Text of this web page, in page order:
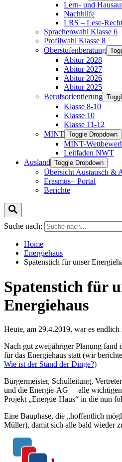
Lern- und
Nachhilfe
LRS – Lese-
Sprachenwahl Klasse 6
Profilwahl Klasse 8
Oberstufenberatung
Abitur 2028
Abitur 2027
Abitur 2026
Abitur 2025
Berufsorientierung
Klasse 8-10
Klasse 10
Klasse 11-12
MINT Toggle Dropdown
MINT-
Leitfaden NWT
Ausland Toggle Dropdown
Übersicht Austausch &
Erasmus+ Portal
Berichte
Suche nach:
Home
Energiehaus
Spatenstich für unser
Spatenstich für
Energiehaus
Heute, am 29.4.2019, war es endlich
Nach gut zweijähriger Planung fand
für das Energiehaus statt (wir
Wie ist der Stand der Dinge?)
Bürgermeister, Schulleitung,
und die Energie-AG – alle
Projekt „Energie-Haus“ in die nun
Eine Bauphase, die „hoffentlich
Müller), damit sich alle bald wieder